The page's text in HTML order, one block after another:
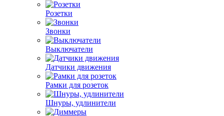
Розетки
Звонки
Выключатели
Датчики движения
Рамки для розеток
Шнуры, удлинители